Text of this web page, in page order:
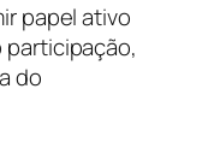
papel ativo
do